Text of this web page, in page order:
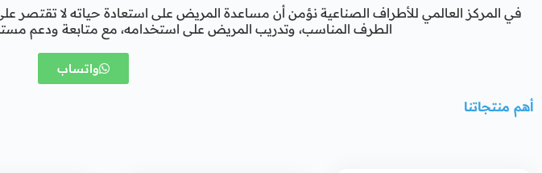
في المركز العالمي للأطراف الصناعية نؤمن أن مساعدة المريض على استعادة حياته لا
الطرف المناسب، وتدريب المريض على استخدامه، مع متابعة ودعم
واتساب
أهم منتجاتنا